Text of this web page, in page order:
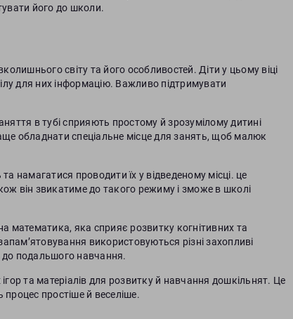
його до школи.
світу та його особливостей. Діти у цьому віці
для них інформацію. Важливо підтримувати
в тубі сприяють простому й зрозумілому дитині
обладнати спеціальне місце для занять, щоб малюк
намагатися проводити їх у відведеному місці. це
він звикатиме до такого режиму і зможе в школі
математика, яка сприяє розвитку когнітивних та
використовуються різні захопливі
до подальшого навчання.
та матеріалів для розвитку й навчання дошкільнят. Це
простіше й веселіше.